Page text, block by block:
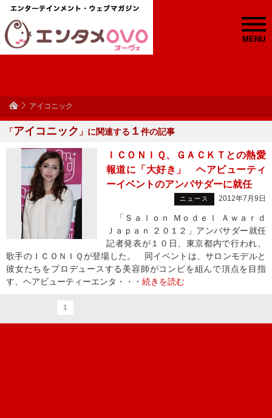
MENU
アイコニック
「アイコニック 」に関連する １ 件の記事
ＩＣＯＮＩＱ、ＧＡＣＫＴとの熱愛
報道に「大好き」 ヘアビューティ
ーイベントのアンバサダーに就任
ニュース 2012年7月9日
「Ｓａｌｏｎ Ｍｏｄｅｌ Ａｗａｒｄ
Ｊａｐａｎ ２０１２」アンバサダー就任
記者発表が１０日、東京都内で行われ、
歌手のＩＣＯＮＩＱが登場した。 同イベントは、サロンモデルと
彼女たちをプロデュースする美容師がコンビを組んで頂点を目指
す、ヘアビューティーエンタ・・・ 続きを読む
1